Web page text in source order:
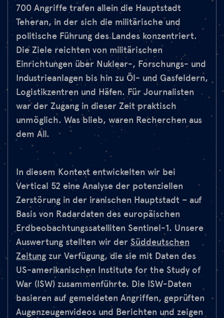
700 Angriffe trafen allein die Hauptstadt
Teheran, in der sich die militärische und
politische Führung des Landes konzentriert.
Die Ziele reichten von militärischen
Einrichtungen über Nuklear-, Forschungs- und
Industrieanlagen bis hin zu Öl- und Gasfeldern,
Logistikzentren und Häfen. Für Journalisten
war der Zugang in dieser Zeit praktisch
unmöglich. Was blieb, waren Recherchen aus
dem All.
In diesem Kontext entwickelten wir bei
Vertical 52 eine Analyse der potenziellen
Zerstörung in der iranischen Hauptstadt – auf
Basis von Radardaten des europäischen
Erdbeobachtungssatelliten Sentinel-1. Unsere
Auswertung stellten wir der Süddeutschen
Zeitung zur Verfügung, die sie mit Daten des
US-amerikanischen Institute for the Study of
War (ISW) zusammenführte. Die ISW-Daten
basieren auf gemeldeten Angriffen, geprüften
Augenzeugenvideos und Berichten und zeigen